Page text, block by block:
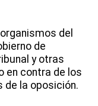
del
de
y otras
en contra de los
de la oposición.